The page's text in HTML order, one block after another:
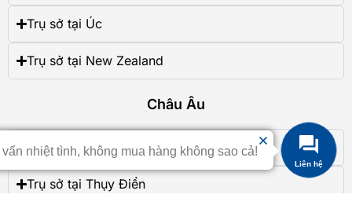
Trụ sở tại Úc
Trụ sở tại New Zealand
Châu Âu
Trụ sở tại Vương Quốc Anh
Trụ sở tại Thụy Điển
Liên hệ
nhiệt tình, không mua hàng không sao cả!